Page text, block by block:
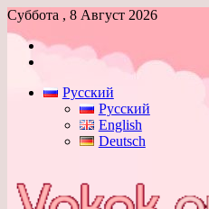
Суббота , 8 Август 2026
Войти
Русский
Русский
English
Deutsch